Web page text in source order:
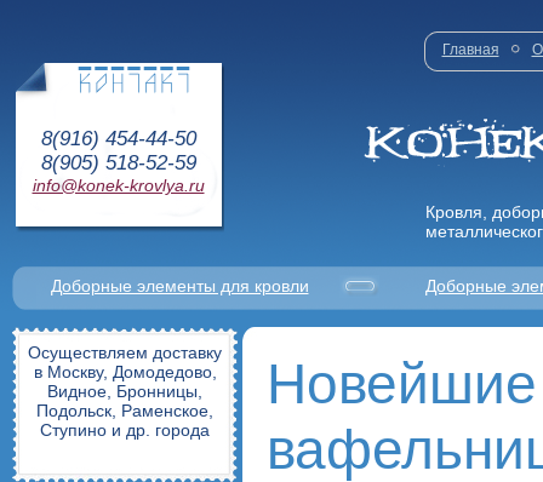
8(916) 454-44-50
8(905) 518-52-59
info@konek-krovlya.ru
Главная О
Кровля,
Доборные элементы для кровли Доборные
Осуществляем доставку
в Москву, Домодедово,
Видное, Бронницы,
Подольск, Раменское,
Ступино и др. города
Новейшие